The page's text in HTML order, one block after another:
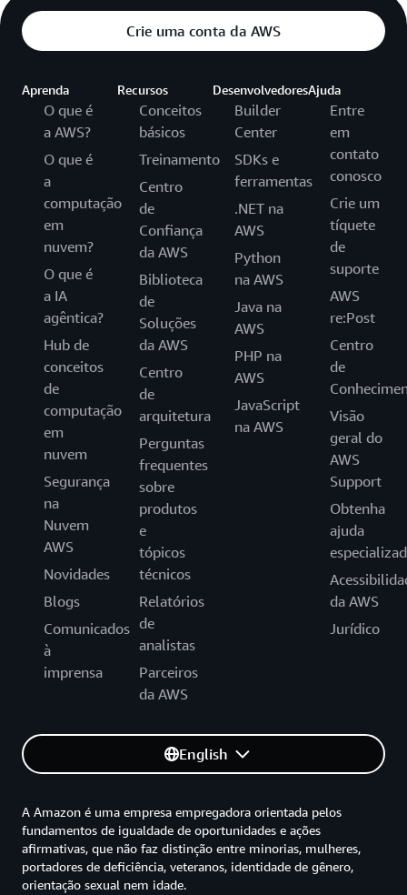
Crie uma conta da AWS
Aprenda
O que é
a AWS?
O que é
a
computação
em
nuvem?
O que é
a IA
agêntica?
Hub de
conceitos
de
computação
em
nuvem
Segurança
na
Nuvem
AWS
Novidades
Blogs
Comunicados
à
imprensa
Recursos
Conceitos
básicos
Treinamento
Centro
de
Confiança
da AWS
Biblioteca
de
Soluções
da AWS
Centro
de
arquitetura
Perguntas
frequentes
sobre
produtos
e
tópicos
técnicos
Relatórios
de
analistas
Parceiros
da AWS
Desenvolvedores
Builder
Center
SDKs e
ferramentas
.NET na
AWS
Python
na AWS
Java na
AWS
PHP na
AWS
JavaScript
na AWS
Ajuda
Entre
em
contato
conosco
Crie um
tíquete
de
suporte
AWS
re:Post
Centro
de
Visão
geral do
AWS
Support
Obtenha
ajuda
da AWS
Jurídico
English
A Amazon é uma empresa empregadora orientada pelos
fundamentos de igualdade de oportunidades e ações
afirmativas, que não faz distinção entre minorias, mulheres,
portadores de deficiência, veteranos, identidade de gênero,
orientação sexual nem idade.